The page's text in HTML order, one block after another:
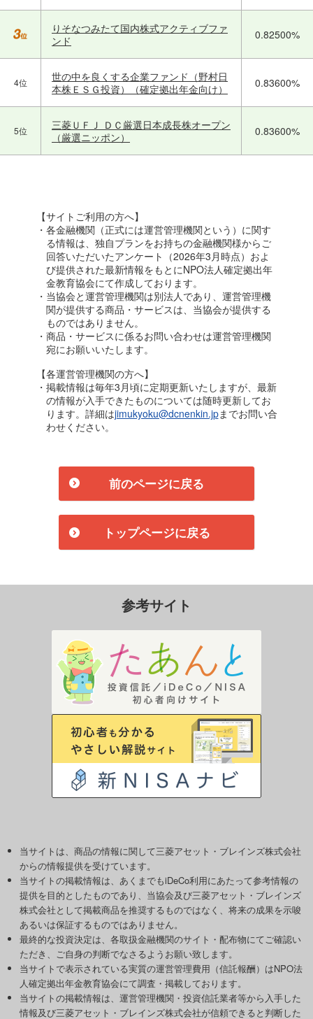
りそなつみたて国内株式アクティブファ
ンド
0.82500%
4位
世の中を良くする企業ファンド（野村日
本株ＥＳＧ投資）（確定拠出年金向け）
0.83600%
5位
三菱ＵＦＪ ＤＣ厳選日本成長株オープン
（厳選ニッポン）
0.83600%
【サイトご利用の方へ】
・各金融機関（正式には運営管理機関という）に関す
る情報は、独自プランをお持ちの金融機関様からご
回答いただいたアンケート（2026年3月時点）およ
び提供された最新情報をもとにNPO法人確定拠出年
金教育協会にて作成しております。
・当協会と運営管理機関は別法人であり、運営管理機
関が提供する商品・サービスは、当協会が提供する
ものではありません。
・商品・サービスに係るお問い合わせは運営管理機関
宛にお願いいたします。
【各運営管理機関の方へ】
・掲載情報は毎年3月頃に定期更新いたしますが、最新
の情報が入手できたものについては随時更新してお
ります。詳細はjimukyoku@dcnenkin.jpまでお問い合
わせください。
前のページに戻る
トップページに戻る
参考サイト
当サイトは、商品の情報に関して三菱アセット・ブレインズ株式会社
からの情報提供を受けています。
当サイトの掲載情報は、あくまでもiDeCo利用にあたって参考情報の
提供を目的としたものであり、当協会及び三菱アセット・ブレインズ
株式会社として掲載商品を推奨するものではなく、将来の成果を示唆
あるいは保証するものではありません。
最終的な投資決定は、各取扱金融機関のサイト・配布物にてご確認い
ただき、ご自身の判断でなさるようお願い致します。
当サイトで表示されている実質の運営管理費用（信託報酬）はNPO法
人確定拠出年金教育協会にて調査・掲載しております。
当サイトの掲載情報は、運営管理機関・投資信託業者等から入手した
情報及び三菱アセット・ブレインズ株式会社が信頼できると判断した